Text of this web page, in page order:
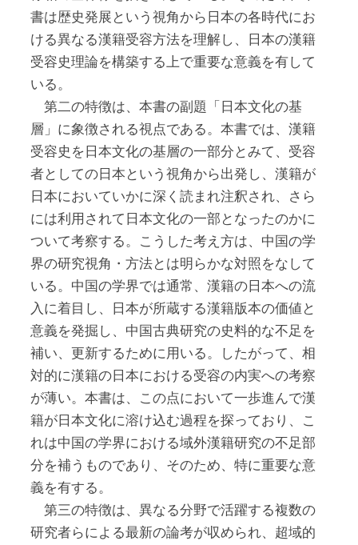
書は歴史発展という視角から日本の各時代にお
ける異なる漢籍受容方法を理解し、日本の漢籍
受容史理論を構築する上で重要な意義を有して
いる。
第二の特徴は、本書の副題「日本文化の基
層」に象徴される視点である。本書では、漢籍
受容史を日本文化の基層の一部分とみて、受容
者としての日本という視角から出発し、漢籍が
日本においていかに深く読まれ注釈され、さら
には利用されて日本文化の一部となったのかに
ついて考察する。こうした考え方は、中国の学
界の研究視角・方法とは明らかな対照をなして
いる。中国の学界では通常、漢籍の日本への流
入に着目し、日本が所蔵する漢籍版本の価値と
意義を発掘し、中国古典研究の史料的な不足を
補い、更新するために用いる。したがって、相
対的に漢籍の日本における受容の内実への考察
が薄い。本書は、この点において一歩進んで漢
籍が日本文化に溶け込む過程を探っており、こ
れは中国の学界における域外漢籍研究の不足部
分を補うものであり、そのため、特に重要な意
義を有する。
第三の特徴は、異なる分野で活躍する複数の
研究者らによる最新の論考が収められ、超域的